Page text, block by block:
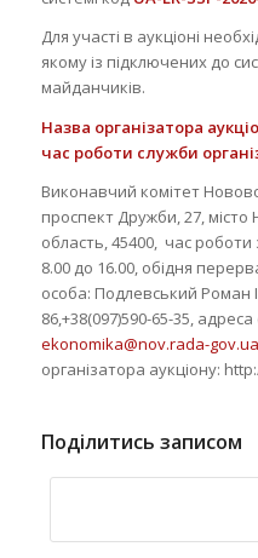
Для участі в аукціоні
якому із підключених до
майданчиків.
Назва організатора
час роботи служби
Виконавчий комітет
проспект Дружби, 27,
область, 45400, час роботи
8.00 до 16.00, обідня
особа: Подлевський Роман
86,+38(097)590-65-35,
ekonomika@nov.rada-gov.ua
організатора аукціону:
Поділитись записом